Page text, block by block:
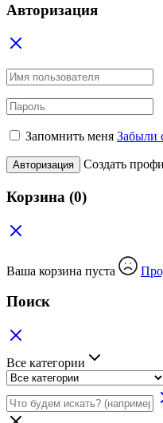
Авторизация
Запомнить меня Забыли
Авторизация Создать
Корзина (0)
Ваша корзина пуста
Поиск
Все категории